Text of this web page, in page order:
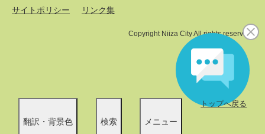
翻訳・背景色 検索 メニュー
トップへ戻る
サイトポリシー
リンク集
Copyright Niiza City All rights reserved.